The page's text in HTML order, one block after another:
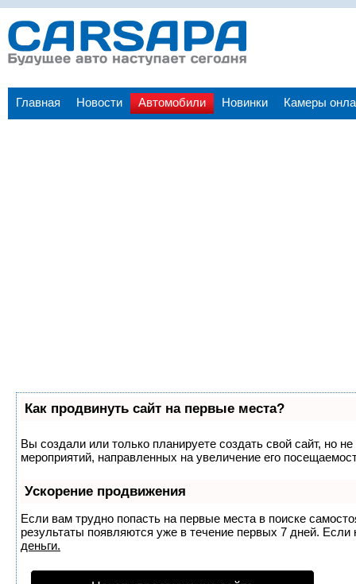
Главная Новости Автомобили Новинки Камеры
Как продвинуть сайт на первые места?
Вы создали или только планируете создать свой сайт, но
мероприятий, направленных на увеличение его
Ускорение продвижения
Если вам трудно попасть на первые места в поиске
результаты появляются уже в течение первых 7 дней.
деньги.